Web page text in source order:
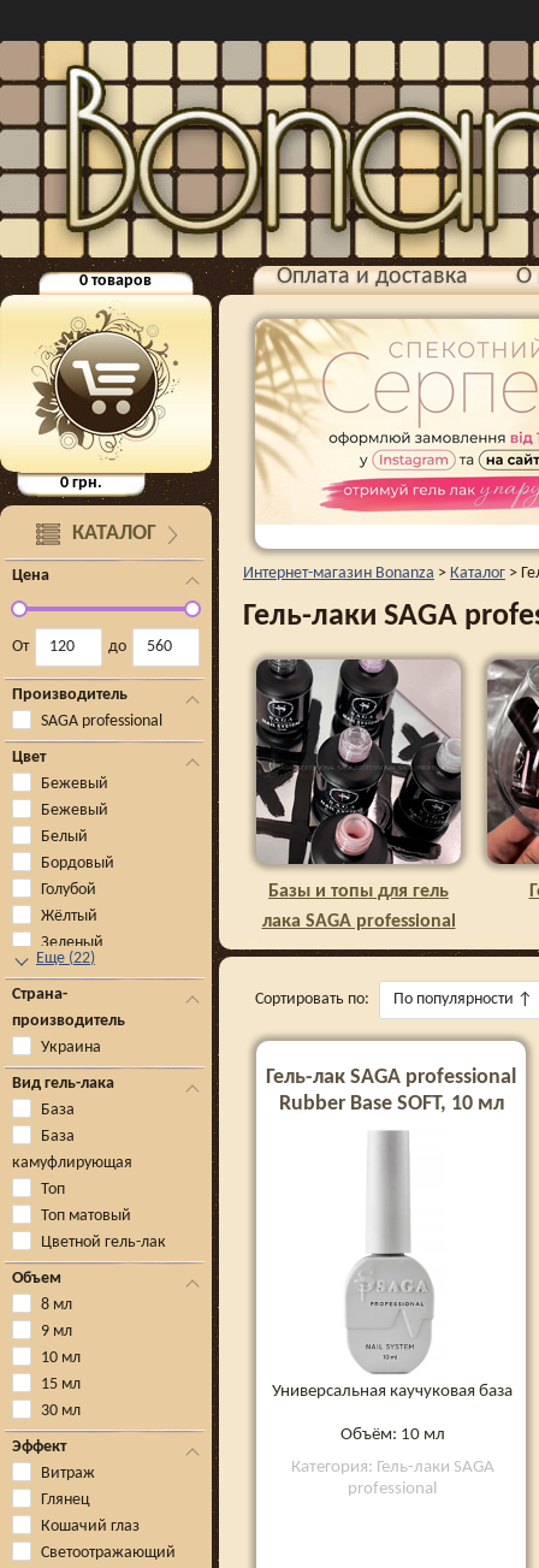
0товаров
0грн.
КАТАЛОГ
Цена
От до
Производитель
SAGA professional
Цвет
Бежевый
Бежевый
Белый
Бордовый
Голубой
Жёлтый
Зеленый
Еще (22)
Страна-
производитель
Украина
Вид гель-лака
База
База
камуфлирующая
Топ
Топ матовый
Цветной гель-лак
Объем
8 мл
9 мл
10 мл
15 мл
30 мл
Эффект
Витраж
Глянец
Кошачий глаз
Светоотражающий
Оплата и доставка О
Интернет-магазин Bonanza > Каталог >
Гель-лаки SAGA
Базы и топы для гель
лака SAGA professional
Сортировать по: По популярности ↑
Гель-лак SAGA professional
Rubber Base SOFT, 10 мл
Универсальная каучуковая база
Объём: 10 мл
Категория: Гель-лаки SAGA
professional